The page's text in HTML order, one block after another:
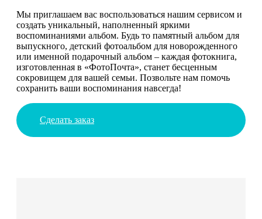
Мы приглашаем вас воспользоваться нашим сервисом и
создать уникальный, наполненный яркими
воспоминаниями альбом. Будь то памятный альбом для
выпускного, детский фотоальбом для новорожденного
или именной подарочный альбом – каждая фотокнига,
изготовленная в «ФотоПочта», станет бесценным
сокровищем для вашей семьи. Позвольте нам помочь
сохранить ваши воспоминания навсегда!
Сделать заказ